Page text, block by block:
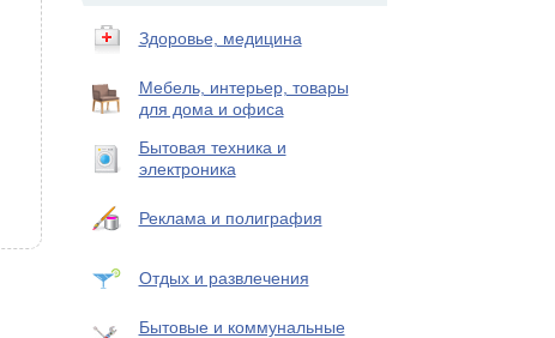
Здоровье, медицина
Мебель, интерьер, товары
для дома и офиса
Бытовая техника и
электроника
Реклама и полиграфия
Отдых и развлечения
Бытовые и коммунальные